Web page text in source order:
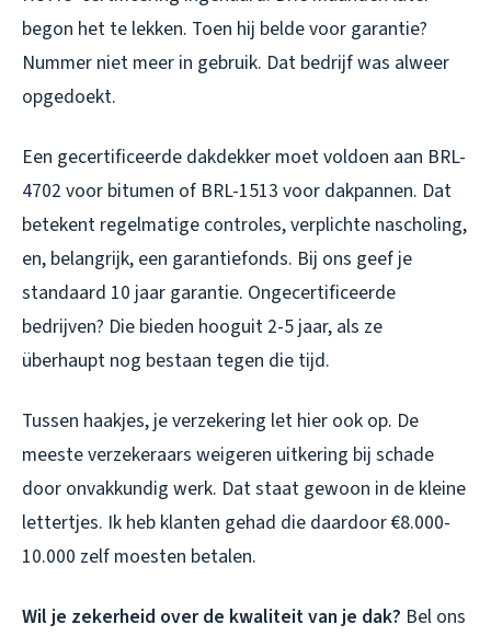
begon het te lekken. Toen hij belde voor garantie?
Nummer niet meer in gebruik. Dat bedrijf was alweer
opgedoekt.
Een gecertificeerde dakdekker moet voldoen aan BRL-
4702 voor bitumen of BRL-1513 voor dakpannen. Dat
betekent regelmatige controles, verplichte nascholing,
en, belangrijk, een garantiefonds. Bij ons geef je
standaard 10 jaar garantie. Ongecertificeerde
bedrijven? Die bieden hooguit 2-5 jaar, als ze
überhaupt nog bestaan tegen die tijd.
Tussen haakjes, je verzekering let hier ook op. De
meeste verzekeraars weigeren uitkering bij schade
door onvakkundig werk. Dat staat gewoon in de kleine
lettertjes. Ik heb klanten gehad die daardoor €8.000-
10.000 zelf moesten betalen.
Wil je zekerheid over de kwaliteit van je dak? Bel ons